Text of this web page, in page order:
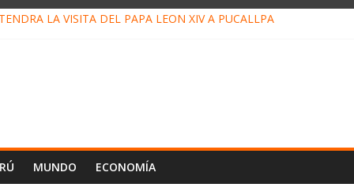
LA VISITA DEL PAPA LEÓN XIV A PUCALLPA
MUNDO ECONOMÍA